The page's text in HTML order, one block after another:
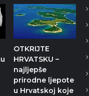
OTKRIJTE
HRVATSKU –
najljepše
prirodne ljepote
u Hrvatskoj koje